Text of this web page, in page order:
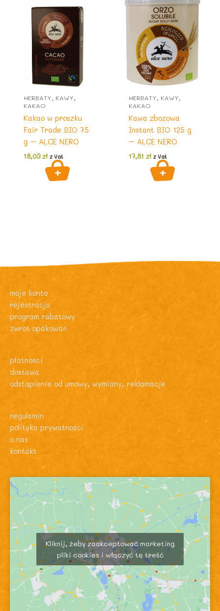
HERBATY, KAWY,
KAKAO
Kakao w proszku
Fair Trade BIO 75
g – ALCE NERO
18,03zł z Vat
HERBATY, KAWY,
KAKAO
Kawa zbożowa
Instant BIO 125 g
– ALCE NERO
17,81 zł z Vat
moje konto
rejestracja
program rabatowy
zwrot opakowań
płatności
dostawa
odstąpienie od umowy, wymiany, reklamacje
regulamin
polityka prywatności
o nas
kontakt
Kliknij, żeby zaakceptować marketing
pliki cookies i włączyć tę treść